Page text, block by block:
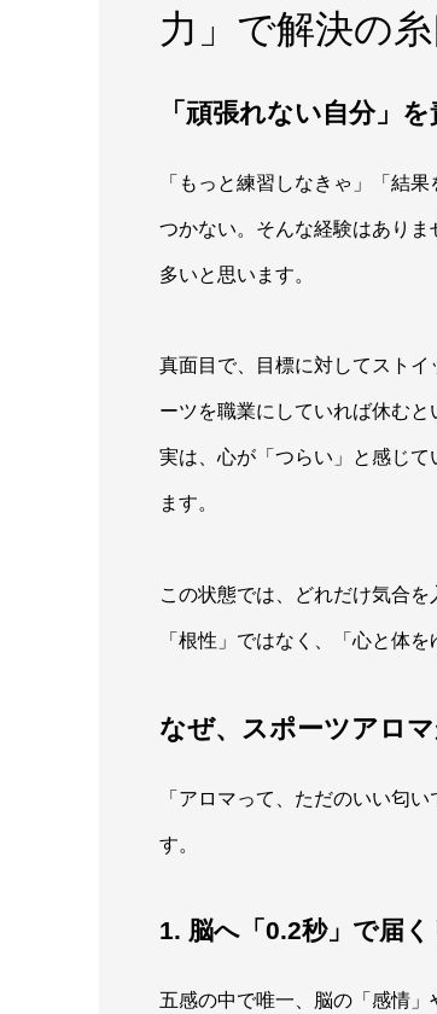
力」で解決の
「頑張れない自分」
「もっと練習しなきゃ」「結
つかない。そんな経験はあり
多いと思います。
真面目で、目標に対してスト
ーツを職業にしていれば休むと
実は、心が「つらい」と感じ
ます。
この状態では、どれだけ気合
「根性」ではなく、「心と体を
なぜ、スポーツアロ
「アロマって、ただのいい匂
す。
1. 脳へ「0.2秒」で届
五感の中で唯一、脳の「感情